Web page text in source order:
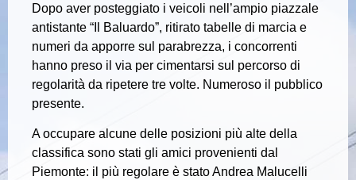
Dopo aver posteggiato i veicoli nell’ampio piazzale
antistante “Il Baluardo”, ritirato tabelle di marcia e
numeri da apporre sul parabrezza, i concorrenti
hanno preso il via per cimentarsi sul percorso di
regolarità da ripetere tre volte. Numeroso il pubblico
presente.
A occupare alcune delle posizioni più alte della
classifica sono stati gli amici provenienti dal
Piemonte: il più regolare è stato Andrea Malucelli